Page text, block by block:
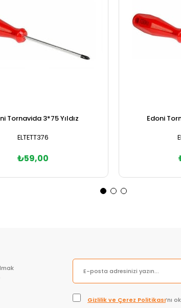
Tornavida 3*75 Yıldız
ELTETT376
₺59,00
Edoni
Gizlilik ve Çerez Politikası’nı